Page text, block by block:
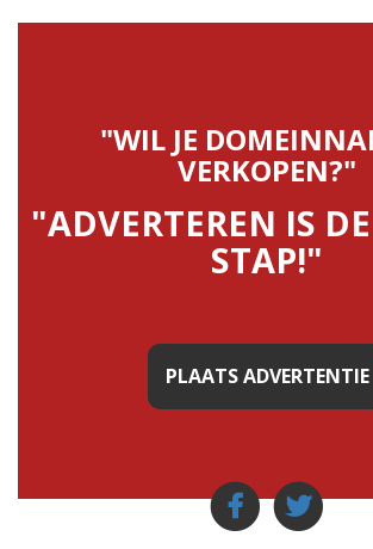
"WIL JE
VERKOPEN?"
"ADVERTEREN IS DE
STAP!"
PLAATS ADVERTENTIE